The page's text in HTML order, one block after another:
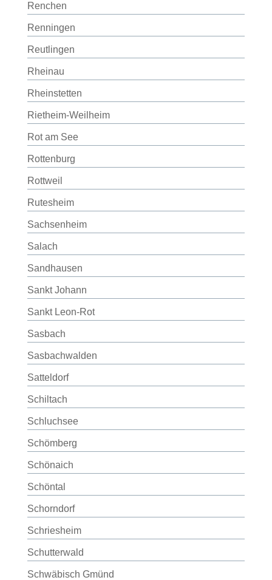
Renchen
Renningen
Reutlingen
Rheinau
Rheinstetten
Rietheim-Weilheim
Rot am See
Rottenburg
Rottweil
Rutesheim
Sachsenheim
Salach
Sandhausen
Sankt Johann
Sankt Leon-Rot
Sasbach
Sasbachwalden
Satteldorf
Schiltach
Schluchsee
Schömberg
Schönaich
Schöntal
Schorndorf
Schriesheim
Schutterwald
Schwäbisch Gmünd